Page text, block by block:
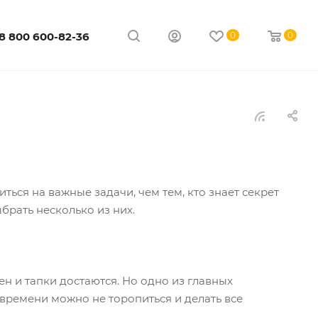
800 600-82-36 0 0
на важные задачи, чем тем, кто знает секрет
несколько из них.
и тапки достаются. Но одно из главных
можно не торопиться и делать все